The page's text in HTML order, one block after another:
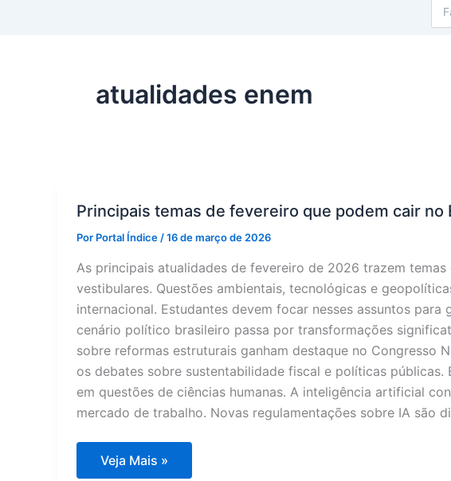
atualidades enem
Principais temas de fevereiro que podem cair no
Por Portal Índice /16 de março de 2026
As principais atualidades de fevereiro de 2026 trazem
vestibulares. Questões ambientais, tecnológicas e
internacional. Estudantes devem focar nesses assuntos para
cenário político brasileiro passa por transformações
sobre reformas estruturais ganham destaque no Congresso
os debates sobre sustentabilidade fiscal e políticas públicas.
em questões de ciências humanas. A inteligência artificial
mercado de trabalho. Novas regulamentações sobre IA são
Principais
temas
Veja Mais »